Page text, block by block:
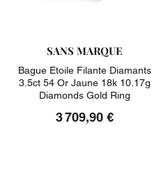
SANS MARQUE
Bague Etoile Filante Diamants
3.5ct 54 Or Jaune 18k 10.17g
Diamonds Gold Ring
3 709,90 €